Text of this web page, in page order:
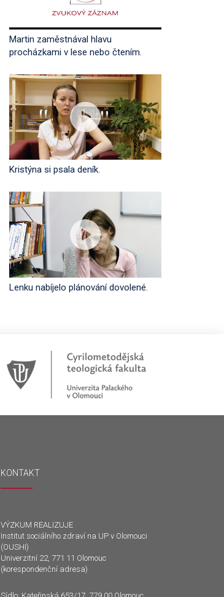
Martin zaměstnával hlavu
procházkami v lese nebo čtením.
Kristýna si psala deník.
Lenku nabíjelo plánování dovolené.
KONTAKT
VÝZKUM REALIZUJE
Institut sociálního zdraví na UP v Olomouci
(OUSHI)
Univerzitní 22, 771 11 Olomouc
(korespondenční adresa)